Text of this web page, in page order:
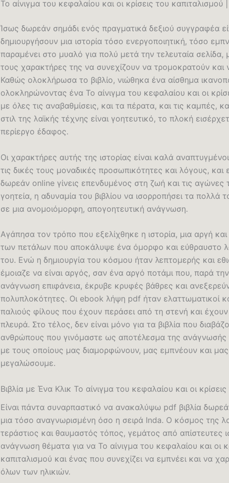
Το αίνιγμα του κεφαλαίου και οι κρίσεις του
Ίσως δωρεάν σημάδι ενός πραγματικά δεξιού συγγραφέα
δημιουργήσουν μια ιστορία τόσο ενεργοποιητική, τόσο
παραμένει στο μυαλό για πολύ μετά την τελευταία σελίδα,
τους χαρακτήρες της να συνεχίζουν να τρομοκρατούν και
Καθώς ολοκλήρωσα το βιβλίο, νιώθηκα ένα αίσθημα
ολοκληρώνοντας ένα Το αίνιγμα του κεφαλαίου και οι
με όλες τις αναβαθμίσεις, και τα πέρατα, και τις καμπές,
στιλ της λαϊκής τέχνης είναι γοητευτικό, το πλοκή
περίεργο έδαφος.
Οι χαρακτήρες αυτής της ιστορίας είναι καλά
τις δικές τους μοναδικές προσωπικότητες και λόγους, και
δωρεάν online γίνεις επενδυμένος στη ζωή και τις αγώνες
γοητεία, η αδυναμία του βιβλίου να ισορροπήσει τα πολλά
σε μια ανομοιόμορφη, απογοητευτική ανάγνωση.
Αγάπησα τον τρόπο που εξελίχθηκε η ιστορία, μια αργή και
των πετάλων που αποκάλυψε ένα όμορφο και εύθραυστο
του. Ενώ η δημιουργία του κόσμου ήταν λεπτομερής και
έμοιαζε να είναι αργός, σαν ένα αργό ποτάμι που, παρά
ανάγνωση επιφάνεια, έκρυβε κρυφές βάθρες και
πολυπλοκότητες. Οι ebook λήψη pdf ήταν ελαττωματικοί
παλιούς φίλους που έχουν περάσει από τη στενή και
πλευρά. Στο τέλος, δεν είναι μόνο για τα βιβλία που
ανθρώπους που γινόμαστε ως αποτέλεσμα της ανάγνωσής
με τους οποίους μας διαμορφώνουν, μας εμπνέουν και
μεγαλώσουμε.
Βιβλία με Ένα Κλικ Το αίνιγμα του κεφαλαίου και οι
Είναι πάντα συναρπαστικό να ανακαλύψω pdf βιβλία
μια τόσο αναγνωρισμένη όσο η σειρά Inda. Ο κόσμος της
τεράστιος και θαυμαστός τόπος, γεμάτος από απίστευτες
ανάγνωση θέματα για να Το αίνιγμα του κεφαλαίου και οι
καπιταλισμού και ένας που συνεχίζει να εμπνέει και να
όλων των ηλικιών.